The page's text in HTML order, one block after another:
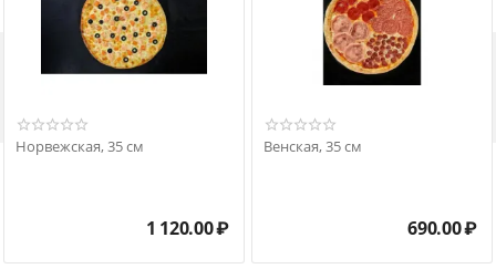
Норвежская, 35 см
1 120.00₽
Венская, 35 см
690.00₽